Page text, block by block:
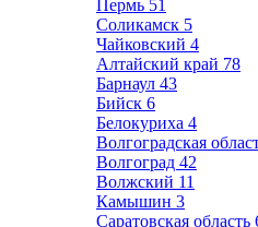
Пермь 51
Соликамск 5
Чайковский 4
Алтайский край 78
Барнаул 43
Бийск 6
Белокуриха 4
Волгоградская
Волгоград 42
Волжский 11
Камышин 3
Саратовская область